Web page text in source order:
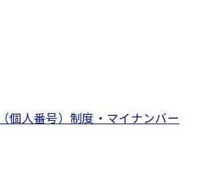
個人番号）制度・マイナンバー